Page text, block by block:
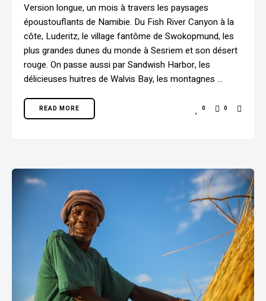
Version longue, un mois à travers les paysages
époustouflants de Namibie. Du Fish River Canyon à la
côte, Luderitz, le village fantôme de Swokopmund, les
plus grandes dunes du monde à Sesriem et son désert
rouge. On passe aussi par Sandwish Harbor, les
délicieuses huitres de Walvis Bay, les montagnes …
READ MORE 0 0